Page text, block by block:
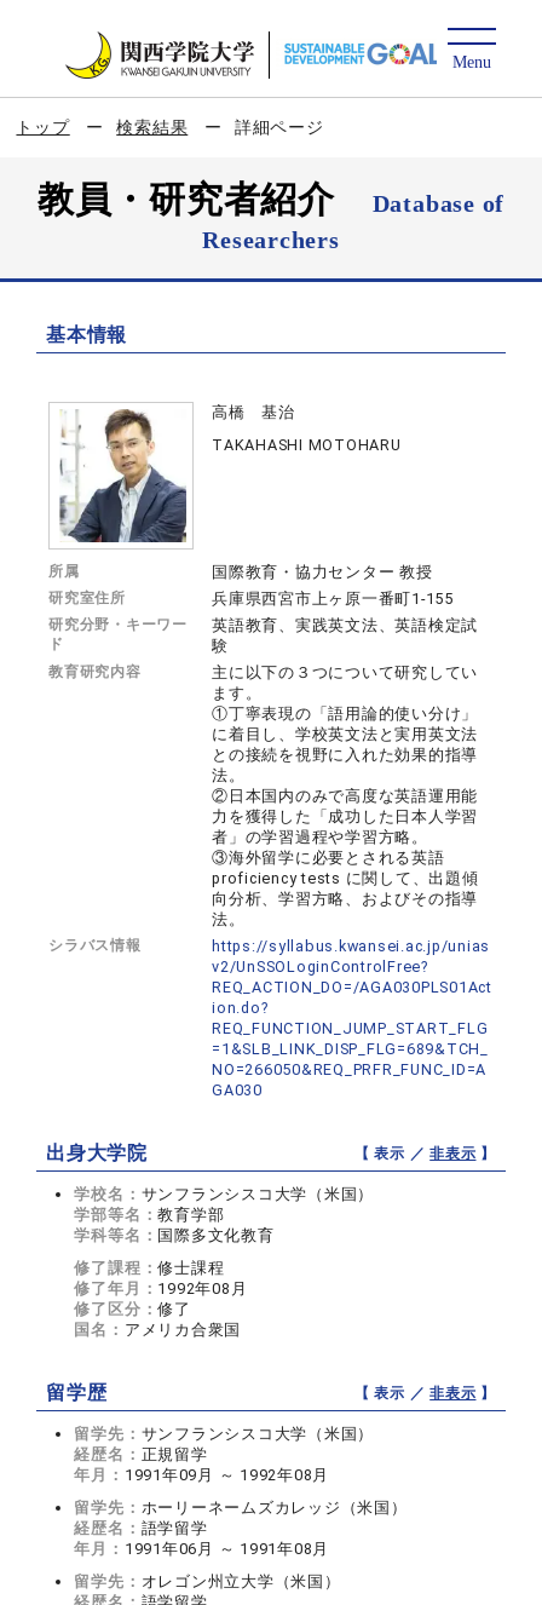
トップ 検索結果 詳細ページ
教員・研究者紹介
Database of
Researchers
基本情報
高橋 基治
TAKAHASHI MOTOHARU
所属 国際教育・協力センター 教授
研究室住所 兵庫県西宮市上ヶ原一番町1-155
研究分野・キーワー
ド
英語教育、実践英文法、英語検定試
験
教育研究内容
主に以下の３つについて研究してい
ます。
①丁寧表現の「語用論的使い分け」
に着目し、学校英文法と実用英文法
との接続を視野に入れた効果的指導
法。
②日本国内のみで高度な英語運用能
力を獲得した「成功した日本人学習
者」の学習過程や学習方略。
③海外留学に必要とされる英語
proficiency tests に関して、出題傾
向分析、学習方略、およびその指導
法。
シラバス情報
https://syllabus.kwansei.ac.jp/unias
v2/UnSSOLoginControlFree?
REQ_ACTION_DO=/AGA030PLS01Act
ion.do?
REQ_FUNCTION_JUMP_START_FLG
=1&SLB_LINK_DISP_FLG=689&TCH_
NO=266050&REQ_PRFR_FUNC_ID=A
GA030
出身大学院 【 表示 ／非表示 】
学校名： サンフランシスコ大学（米国）
学部等名：教育学部
学科等名： 国際多文化教育
修了課程：修士課程
修了年月： 1992年08月
修了区分：修了
国名： アメリカ合衆国
留学歴 【 表示 ／非表示 】
留学先： サンフランシスコ大学（米国）
経歴名： 正規留学
年月： 1991年09月 ～ 1992年08月
留学先： ホーリーネームズカレッジ（米国）
経歴名： 語学留学
年月： 1991年06月 ～ 1991年08月
留学先： オレゴン州立大学（米国）